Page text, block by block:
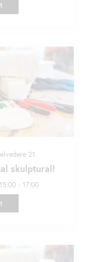
skulptural!
21
- 17:00